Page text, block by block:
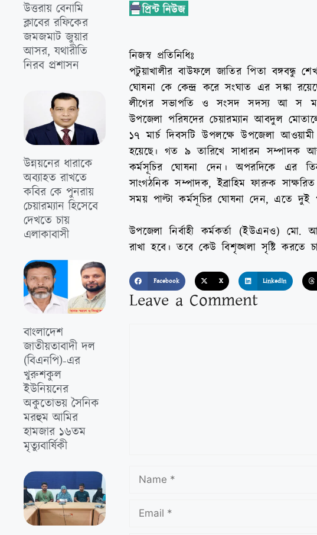
উত্তরায় বেনামি
ক্লাবের রফিকের
জমজমাট জুয়ার
আসর, যথারীতি
নিরব প্রশাসন
উন্নয়নের ধারাকে
অব্যাহত রাখতে
কবির কে পুনরায়
চেয়ারম্যান হিসেবে
দেখতে চায়
এলাকাবাসী
বাংলাদেশ
জাতীয়তাবাদী দল
(বিএনপি)-এর
খুরুশকুল
ইউনিয়নের
অকুতোভয় সৈনিক
মরহুম আমির
হামজার ১৬তম
মৃত্যুবার্ষিকী
নিজস্ব প্রতিনিধিঃ
পটুয়াখালীর বাউফলে জাতির পিতা বঙ্গবন্ধু
ঘোষনা কে কেন্দ্র করে সংঘাত এর সঙ্কা
লীগের সভাপতি ও সংসদ সদস্য আ স ম
উপজেলা পরিষদের চেয়ারম্যান আবদুল
১৭ মার্চ দিবসটি উপলক্ষে উপজেলা
হয়েছে। গত ৯ তারিখে সাধারন সম্পাদক
কর্মসূচির ঘোষনা দেন। অপরদিকে এর
সাংগঠনিক সম্পাদক, ইব্রাহিম ফারুক
সময় পাল্টা কর্মসূচির ঘোষনা দেন, এতে দুই
উপজেলা নির্বাহী কর্মকর্তা (ইউএনও)
রাখা হবে। তবে কেউ বিশৃঙ্খলা সৃষ্টি করতে
Facebook X LinkedIn
Leave a Comment